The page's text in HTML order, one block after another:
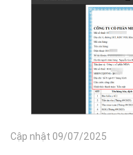
Cập nhật 09/07/2025